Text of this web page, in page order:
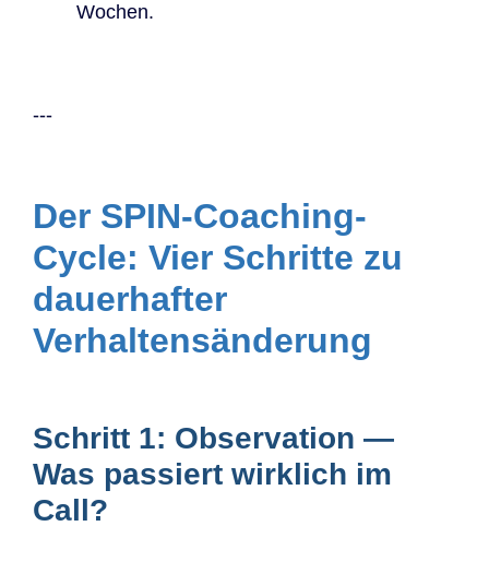
Wochen.
---
Der SPIN-Coaching-
Cycle: Vier Schritte zu
dauerhafter
Verhaltensänderung
Schritt 1: Observation —
Was passiert wirklich im
Call?